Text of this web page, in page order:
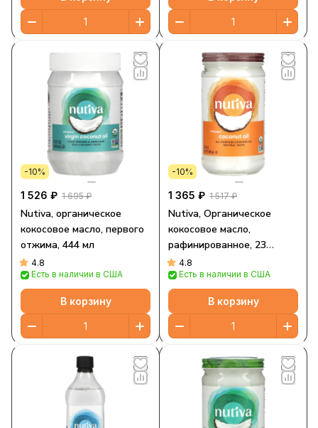
-10%
1 526 ₽ 1 695 ₽
Nutiva, органическое
кокосовое масло, первого
отжима, 444 мл
4.8
Есть в наличии в США
В корзину
-10%
1 365 ₽ 1 517 ₽
Nutiva, Органическое
кокосовое масло,
рафинированное, 23
жидких унций (680 мл)
4.8
Есть в наличии в США
В корзину